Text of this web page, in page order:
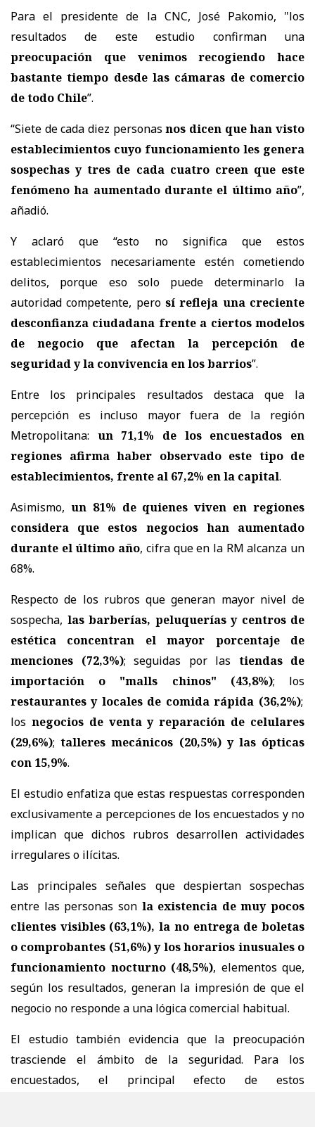
Para el presidente de la CNC, José Pakomio, "los
resultados de este estudio confirman una
preocupación que venimos recogiendo hace
bastante tiempo desde las cámaras de comercio
de todo Chile”.
“Siete de cada diez personasnos dicen que han visto
establecimientos cuyo funcionamiento les genera
sospechas y tres de cada cuatro creen que este
fenómeno ha aumentado durante el último año”,
añadió.
Y aclaró que “esto no significa que estos
establecimientos necesariamente estén cometiendo
delitos, porque eso solo puede determinarlo la
autoridad competente, perosí refleja una creciente
desconfianza ciudadana frente a ciertos modelos
de negocio que afectan la percepción de
seguridad y la convivencia en los barrios”.
Entre los principales resultados destaca que la
percepción es incluso mayor fuera de la región
Metropolitana: un 71,1% de los encuestados en
regiones afirma haber observado este tipo de
establecimientos, frente al 67,2% en la capital.
Asimismo, un 81% de quienes viven en regiones
considera que estos negocios han aumentado
durante el último año, cifra que en la RM alcanza un
68%.
Respecto de los rubros que generan mayor nivel de
sospecha, las barberías, peluquerías y centros de
estética concentran el mayor porcentaje de
menciones (72,3%); seguidas por las tiendas de
importación o "malls chinos" (43,8%); los
restaurantes y locales de comida rápida (36,2%);
los negocios de venta y reparación de celulares
(29,6%);talleres mecánicos (20,5%) y las ópticas
con 15,9%.
El estudio enfatiza que estas respuestas corresponden
exclusivamente a percepciones de los encuestados y no
implican que dichos rubros desarrollen actividades
irregulares o ilícitas.
Las principales señales que despiertan sospechas
entre las personas son la existencia de muy pocos
clientes visibles (63,1%), la no entrega de boletas
o comprobantes (51,6%) y los horarios inusuales o
funcionamiento nocturno (48,5%), elementos que,
según los resultados, generan la impresión de que el
negocio no responde a una lógica comercial habitual.
El estudio también evidencia que la preocupación
trasciende el ámbito de la seguridad. Para los
encuestados, el principal efecto de estos